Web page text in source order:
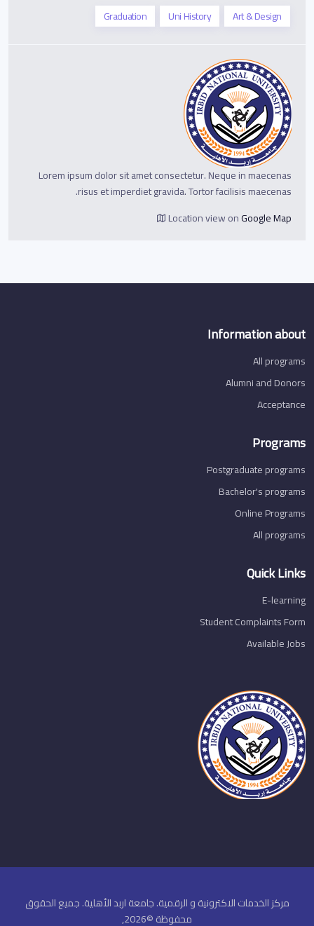
Art & Design
Uni History
Graduation
Lorem ipsum dolor sit amet consectetur. Neque in maecenas
risus et imperdiet gravida. Tortor facilisis maecenas.
Location view onGoogle Map
Information about
All programs
Alumni and Donors
Acceptance
Programs
Postgraduate programs
Bachelor's programs
Online Programs
All programs
Quick Links
E-learning
Student Complaints Form
Available Jobs
مركز الخدمات الاكترونية و الرقمية. جامعة اربد الأهلية. جميع الحقوق
محفوظة ©2026,